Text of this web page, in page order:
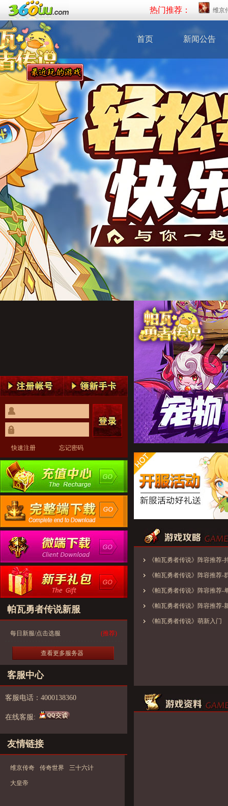
热门推荐： 维京
首页 新闻公告
快速注册 忘记密码
帕瓦勇者传说新服
每日新服/点击选服 (推荐)
查看更多服务器
客服中心
客服电话：4000138360
在线客服:
友情链接
维京传奇 传奇世界 三十六计
大皇帝
帕瓦勇者传说1
帕瓦勇者传说1
帕瓦勇者传说2
帕瓦勇者传说2
帕瓦勇者传说3
帕瓦勇者传说3
帕瓦勇者传说4
帕瓦勇者传说4
帕瓦勇者传说5
帕瓦勇者传说5
《帕瓦勇者传说》阵容推荐-
《帕瓦勇者传说》阵容推荐-
《帕瓦勇者传说》阵容推荐-
《帕瓦勇者传说》阵容推荐-
《帕瓦勇者传说》萌新入门